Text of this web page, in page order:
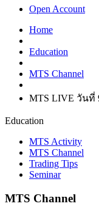
Open Account
Home
Education
MTS Channel
MTS LIVE วันที่
Education
MTS Activity
MTS Channel
Trading Tips
Seminar
MTS Channel